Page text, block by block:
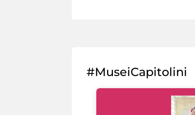
#MuseiCapitolini